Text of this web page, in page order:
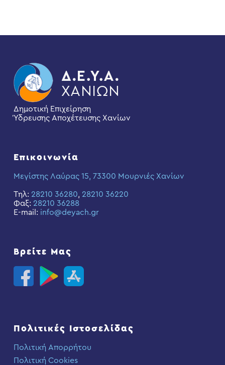
Δημοτική Επιχείρηση
Ύδρευσης Αποχέτευσης Χανίων
Επικοινωνία
Μεγίστης Λαύρας 15, 73300 Μουρνιές Χανίων
Τηλ: 28210 36280, 28210 36220
Φαξ: 28210 36288
E-mail: info@deyach.gr
Βρείτε Μας
Πολιτικές Ιστοσελίδας
Πολιτική Απορρήτου
Πολιτική Cookies